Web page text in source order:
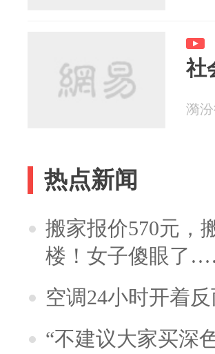
社
漪
热点新闻
搬家报价570元，
楼！女子傻眼了
空调24小时开着
“不建议大家买深